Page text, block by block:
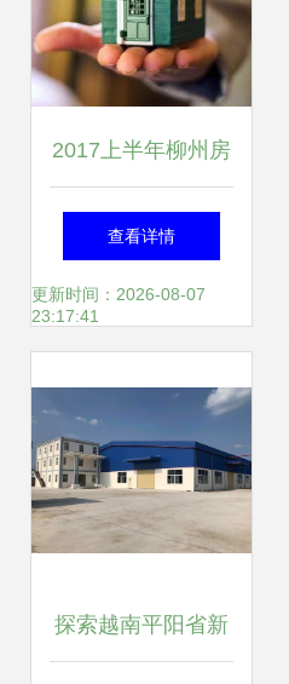
2017上半年柳州房
地产经纪机构检查
4家中介被点名通
查看详情
更新时间：2026-08-07
23:17:41
探索越南平阳省新